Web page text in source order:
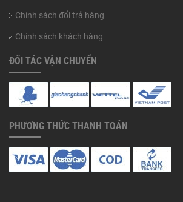
Chính sách đổi trả hàng
Chính sách khách hàng
ĐỐI TÁC VẬN CHUYỂN
PHƯƠNG THỨC THANH TOÁN